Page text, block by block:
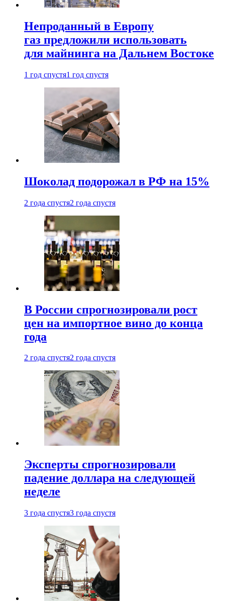
Непроданный в Европу
газ предложили использовать
для майнинга на Дальнем Востоке
1 год спустя1 год спустя
Шоколад подорожал в РФ на 15%
2 года спустя2 года спустя
В России спрогнозировали рост
цен на импортное вино до конца
года
2 года спустя2 года спустя
Эксперты спрогнозировали
падение доллара на следующей
неделе
3 года спустя3 года спустя